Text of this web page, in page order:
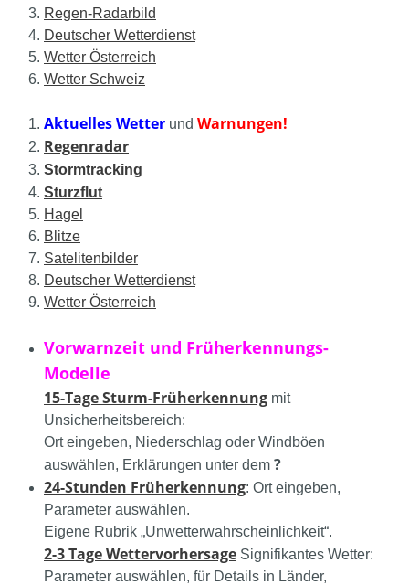
Regen-Radarbild
Deutscher Wetterdienst
Wetter Österreich
Wetter Schweiz
Aktuelles Wetter und Warnungen!
Regenradar
Stormtracking
Sturzflut
Hagel
Blitze
Satelitenbilder
Deutscher Wetterdienst
Wetter Österreich
Vorwarnzeit und Früherkennungs-
Modelle
15-Tage Sturm-Früherkennung mit
Unsicherheitsbereich:
Ort eingeben, Niederschlag oder Windböen
auswählen, Erklärungen unter dem ?
24-Stunden Früherkennung: Ort eingeben,
Parameter auswählen.
Eigene Rubrik „Unwetterwahrscheinlichkeit“.
2-3 Tage Wettervorhersage Signifikantes Wetter:
Parameter auswählen, für Details in Länder,